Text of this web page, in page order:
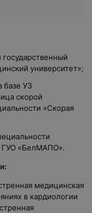
университет»;
базе УЗ
скорой
«Скорая
ГУО «БелМАПО».
медицинская
в кардиологии